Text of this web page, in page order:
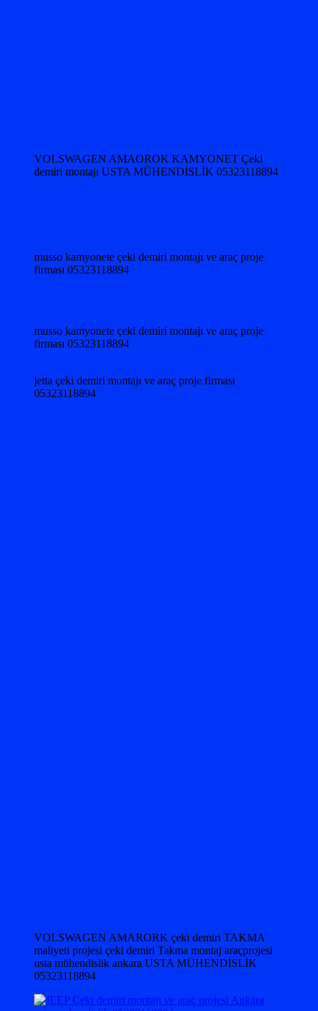
VOLSWAGEN AMAOROK KAMYONET Çeki
demiri montajı USTA MÜHENDİSLİK 05323118894
musso kamyonete çeki demiri montajı ve araç proje
firması 05323118894
musso kamyonete çeki demiri montajı ve araç proje
firması 05323118894
jetta çeki demiri montajı ve araç proje firması
05323118894
VOLSWAGEN AMARORK çeki demiri TAKMA
maliyeti projesi çeki demiri Takma montaj araçprojesi
usta mühendislik ankara USTA MÜHENDİSLİK
05323118894